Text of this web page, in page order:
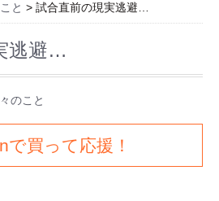
と > 試合直前の現実逃避…
逃避…
のこと
で買って応援！